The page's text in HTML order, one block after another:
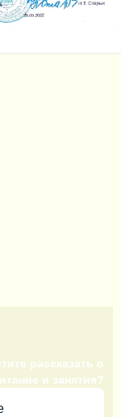
рассказать о
и занятия?